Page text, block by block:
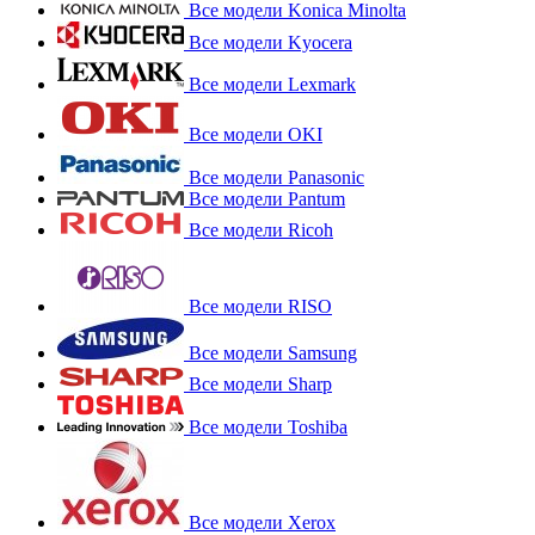
Все модели Konica Minolta
Все модели Kyocera
Все модели Lexmark
Все модели OKI
Все модели Panasonic
Все модели Pantum
Все модели Ricoh
Все модели RISO
Все модели Samsung
Все модели Sharp
Все модели Toshiba
Все модели Xerox